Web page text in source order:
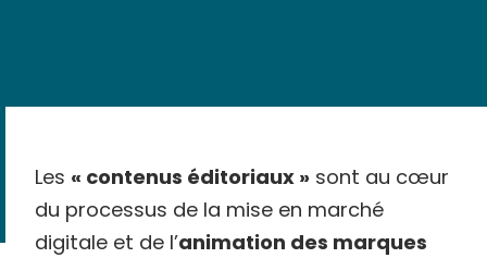
Les « contenus éditoriaux » sont au cœur
du processus de la mise en marché
digitale et de l’animation des marques